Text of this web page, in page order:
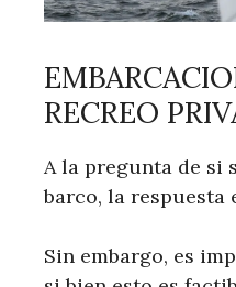
RECREO
A la pregunta de si
barco, la respuesta
Sin embargo, es